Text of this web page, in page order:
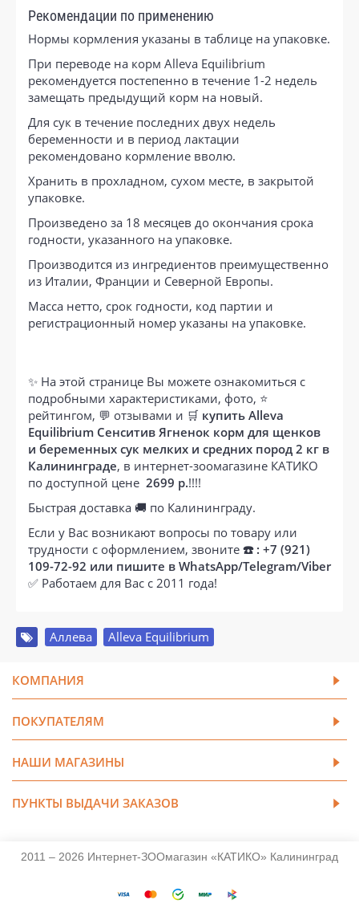
Рекомендации по применению
Нормы кормления указаны в таблице на упаковке.
При переводе на корм Alleva Equilibrium
рекомендуется постепенно в течение 1-2 недель
замещать предыдущий корм на новый.
Для сук в течение последних двух недель
беременности и в период лактации
рекомендовано кормление вволю.
Хранить в прохладном, сухом месте, в закрытой
упаковке.
Произведено за 18 месяцев до окончания срока
годности, указанного на упаковке.
Производится из ингредиентов преимущественно
из Италии, Франции и Северной Европы.
Масса нетто, срок годности, код партии и
регистрационный номер указаны на упаковке.
✨ На этой странице Вы можете ознакомиться с
подробными характеристиками, фото, ⭐
рейтингом, 💬 отзывами и 🛒 купить Alleva
Equilibrium Сенситив Ягненок корм для щенков
и беременных сук мелких и средних пород 2 кг в
Калининграде, в интернет-зоомагазине КАТИКО
по доступной цене 2699 р.!!!!
Быстрая доставка 🚚 по Калининграду.
Если у Вас возникают вопросы по товару или
трудности с оформлением, звоните ☎️ : +7 (921)
109-72-92 или пишите в WhatsApp/Telegram/Viber
✅ Работаем для Вас с 2011 года!
Аллева Alleva Equilibrium
КОМПАНИЯ
ПОКУПАТЕЛЯМ
НАШИ МАГАЗИНЫ
ПУНКТЫ ВЫДАЧИ ЗАКАЗОВ
2011 – 2026 Интернет-ЗООмагазин «КАТИКО» Калининград